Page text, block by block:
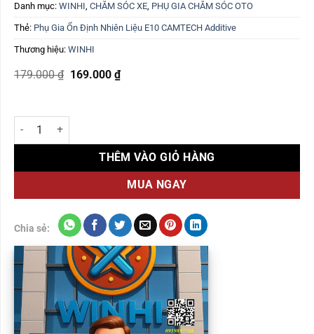
Danh mục: WINHI, CHĂM SÓC XE, PHỤ GIA CHĂM SÓC OTO
Thẻ: Phụ Gia Ổn Định Nhiên Liệu E10 CAMTECH Additive
Thương hiệu: WINHI
179.000₫ Giá
169.000 ₫Giá
hiện
Phụ Gia Ổn Định Nhiên Liệu Xăng E10 CAMTECH Additive số lượng
THÊM VÀO GIỎ HÀNG
MUA NGAY
Chia sẻ: